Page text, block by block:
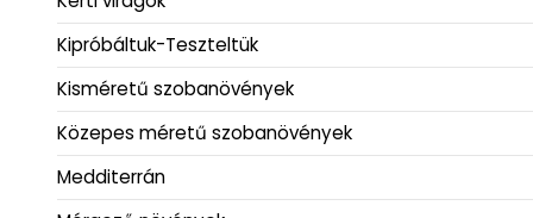
Kipróbáltuk-Teszteltük
Kisméretű szobanövények
Közepes méretű szobanövények
Medditerrán